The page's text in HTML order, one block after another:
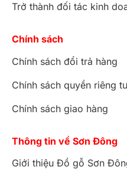
Trở thành đối tác kinh
Chính sách
Chính sách đổi trả hàng
Chính sách quyền riêng
Chính sách giao hàng
Thông tin về Sơn Đông
Giới thiệu Đồ gỗ Sơn